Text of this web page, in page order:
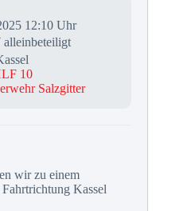
12:10 Uhr
10
Salzgitter
wir zu einem
Kassel